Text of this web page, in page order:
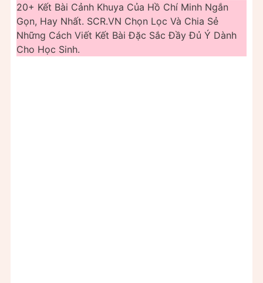
20+ Kết Bài Cảnh Khuya Của Hồ Chí Minh Ngắn
Gọn, Hay Nhất. SCR.VN Chọn Lọc Và Chia Sẻ
Những Cách Viết Kết Bài Đặc Sắc Đầy Đủ Ý Dành
Cho Học Sinh.